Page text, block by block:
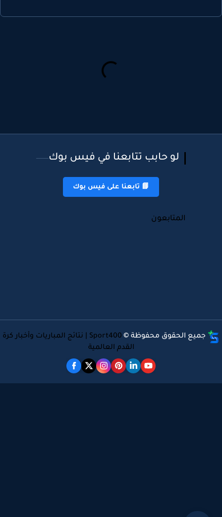
لو حابب تتابعنا في فيس بوك
📘 تابعنا على فيس بوك
المتابعون
جميع الحقوق محفوظة ©
Sport400 | نتائج المباريات وأخبار كرة
القدم العالمية